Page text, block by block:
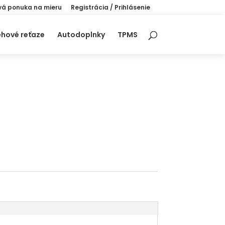
ponuka na mieru Registrácia / Prihlásenie
reťaze Autodoplnky TPMS